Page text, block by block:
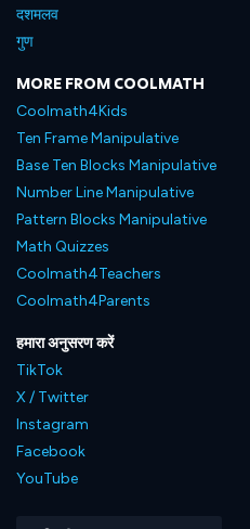
दशमलव
गुण
MORE FROM COOLMATH
Coolmath4Kids
Ten Frame Manipulative
Base Ten Blocks Manipulative
Number Line Manipulative
Pattern Blocks Manipulative
Math Quizzes
Coolmath4Teachers
Coolmath4Parents
हमारा अनुसरण करें
TikTok
X / Twitter
Instagram
Facebook
YouTube